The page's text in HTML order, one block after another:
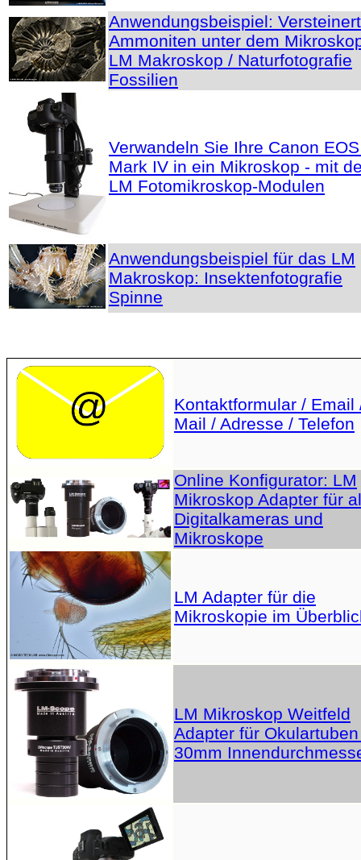
Anwendungsbeispiel:
Ammoniten unter dem
LM Makroskop / Naturfotografie
Fossilien
Verwandeln Sie Ihre Canon
Mark IV in ein Mikroskop - mit
LM Fotomikroskop-Modulen
Anwendungsbeispiel für das LM
Makroskop: Insektenfotografie
Spinne
Kontaktformular / Email
Mail / Adresse / Telefon
Online Konfigurator: LM
Mikroskop Adapter für
Digitalkameras und
Mikroskope
LM Adapter für die
Mikroskopie im
LM Mikroskop Weitfeld
Adapter für
30mm